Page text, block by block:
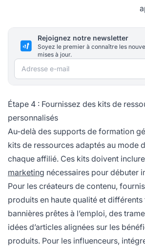
Rejoignez notre newsletter
Soyez le premier à connaître les
mises à jour.
Adresse e-mail
Étape 4 : Fournissez des kits de
personnalisés
Au-delà des supports de formation
kits de ressources adaptés au mode
chaque affilié. Ces kits doivent
marketing nécessaires pour débuter
Pour les créateurs de contenu,
produits en haute qualité et
bannières prêtes à l’emploi, des
idées d’articles alignées sur les
produits. Pour les influenceurs,